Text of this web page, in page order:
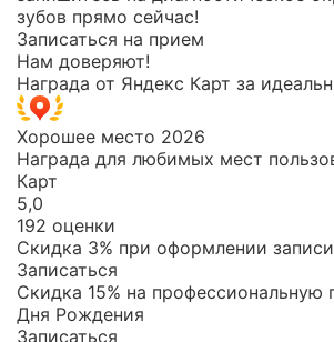
зубов прямо сейчас!
Записаться на прием
Нам доверяют!
Награда от Яндекс Карт за
Хорошее место 2026
Награда для любимых мест
Карт
5,0
192 оценки
Скидка 3% при оформлении
Записаться
Скидка 15% на профессиональную
Дня Рождения
Записаться